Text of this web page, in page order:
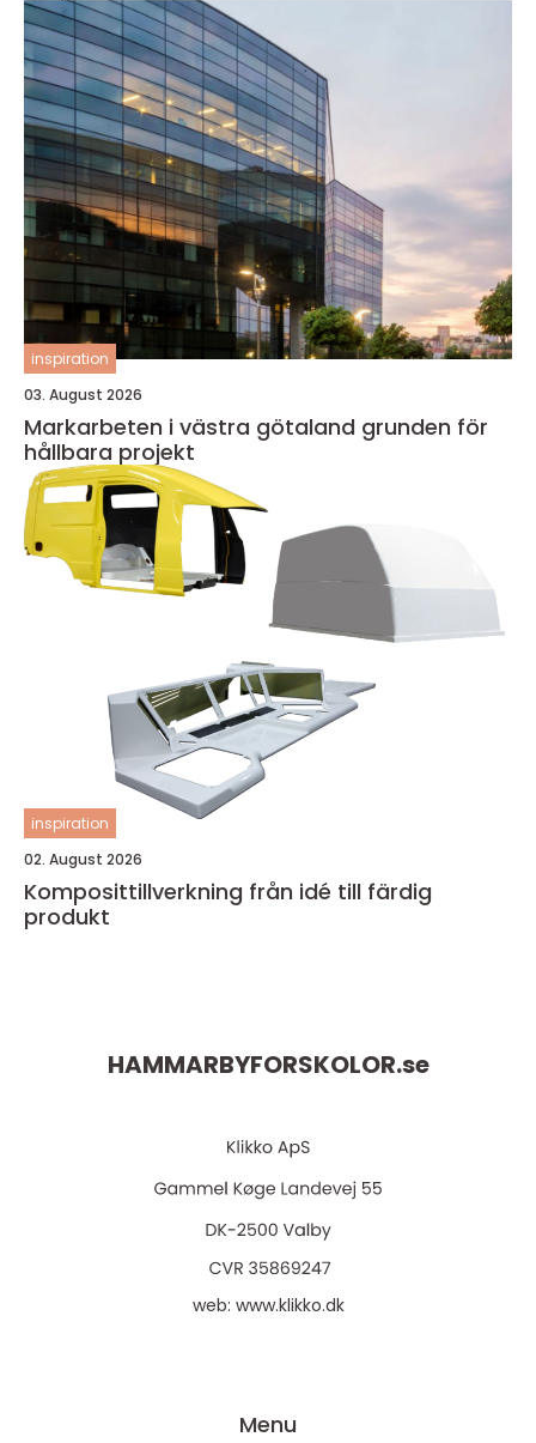
inspiration
03. August 2026
Markarbeten i västra götaland grunden för
hållbara projekt
inspiration
02. August 2026
Komposittillverkning från idé till färdig
produkt
HAMMARBYFORSKOLOR.se
web: www.klikko.dk
Menu